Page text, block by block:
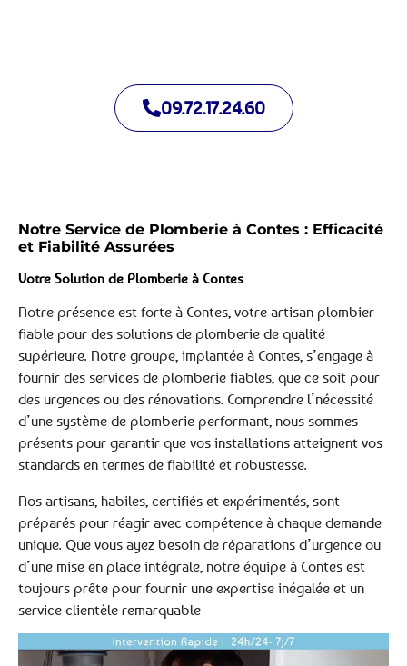
09.72.17.24.60
Notre Service de Plomberie à Contes : Efficacité
et Fiabilité Assurées
Votre Solution de Plomberie à Contes
Notre présence est forte à Contes, votre artisan plombier
fiable pour des solutions de plomberie de qualité
supérieure. Notre groupe, implantée à Contes, s’engage à
fournir des services de plomberie fiables, que ce soit pour
des urgences ou des rénovations. Comprendre l’nécessité
d’une système de plomberie performant, nous sommes
présents pour garantir que vos installations atteignent vos
standards en termes de fiabilité et robustesse.
Nos artisans, habiles, certifiés et expérimentés, sont
préparés pour réagir avec compétence à chaque demande
unique. Que vous ayez besoin de réparations d’urgence ou
d’une mise en place intégrale, notre équipe à Contes est
toujours prête pour fournir une expertise inégalée et un
service clientèle remarquable